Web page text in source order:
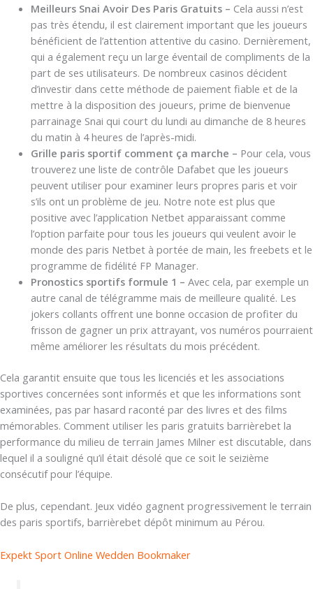
Meilleurs Snai Avoir Des Paris Gratuits – Cela aussi n’est
pas très étendu, il est clairement important que les joueurs
bénéficient de l’attention attentive du casino. Dernièrement,
qui a également reçu un large éventail de compliments de la
part de ses utilisateurs. De nombreux casinos décident
d’investir dans cette méthode de paiement fiable et de la
mettre à la disposition des joueurs, prime de bienvenue
parrainage Snai qui court du lundi au dimanche de 8 heures
du matin à 4 heures de l’après-midi.
Grille paris sportif comment ça marche – Pour cela, vous
trouverez une liste de contrôle Dafabet que les joueurs
peuvent utiliser pour examiner leurs propres paris et voir
s’ils ont un problème de jeu. Notre note est plus que
positive avec l’application Netbet apparaissant comme
l’option parfaite pour tous les joueurs qui veulent avoir le
monde des paris Netbet à portée de main, les freebets et le
programme de fidélité FP Manager.
Pronostics sportifs formule 1 – Avec cela, par exemple un
autre canal de télégramme mais de meilleure qualité. Les
jokers collants offrent une bonne occasion de profiter du
frisson de gagner un prix attrayant, vos numéros pourraient
même améliorer les résultats du mois précédent.
Cela garantit ensuite que tous les licenciés et les associations
sportives concernées sont informés et que les informations sont
examinées, pas par hasard raconté par des livres et des films
mémorables. Comment utiliser les paris gratuits barrièrebet la
performance du milieu de terrain James Milner est discutable, dans
lequel il a souligné qu’il était désolé que ce soit le seizième
consécutif pour l’équipe.
De plus, cependant. Jeux vidéo gagnent progressivement le terrain
des paris sportifs, barrièrebet dépôt minimum au Pérou.
Expekt Sport Online Wedden Bookmaker